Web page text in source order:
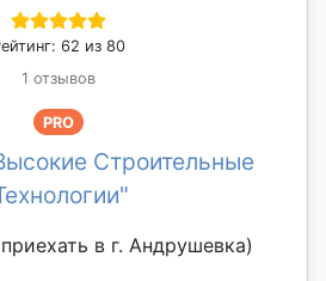
62 из 80
1 отзывов
PRO
Строительные
в г. Андрушевка)